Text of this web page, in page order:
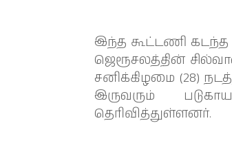
இந்த கூட்டணி கடந்த
ஜெரூசலத்தின்
சனிக்கிழமை (28)
இருவரும்
தெரிவித்துள்ளனர்.